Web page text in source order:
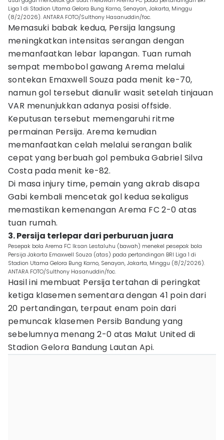
Liga 1 di Stadion Utama Gelora Bung Karno, Senayan, Jakarta, Minggu
(8/2/2026). ANTARA FOTO/Sulthony Hasanuddin/foc.
Memasuki babak kedua, Persija langsung
meningkatkan intensitas serangan dengan
memanfaatkan lebar lapangan. Tuan rumah
sempat membobol gawang Arema melalui
sontekan Emaxwell Souza pada menit ke-70,
namun gol tersebut dianulir wasit setelah tinjauan
VAR menunjukkan adanya posisi offside.
Keputusan tersebut memengaruhi ritme
permainan Persija. Arema kemudian
memanfaatkan celah melalui serangan balik
cepat yang berbuah gol pembuka Gabriel Silva
Costa pada menit ke-82.
Di masa injury time, pemain yang akrab disapa
Gabi kembali mencetak gol kedua sekaligus
memastikan kemenangan Arema FC 2-0 atas
tuan rumah.
3. Persija terlepar dari perburuan juara
Pesepak bola Arema FC Iksan Lestaluhu (bawah) menekel pesepak bola
Persija Jakarta Emaxwell Souza (atas) pada pertandingan BRI Liga 1 di
Stadion Utama Gelora Bung Karno, Senayan, Jakarta, Minggu (8/2/2026).
ANTARA FOTO/Sulthony Hasanuddin/foc.
Hasil ini membuat Persija tertahan di peringkat
ketiga klasemen sementara dengan 41 poin dari
20 pertandingan, terpaut enam poin dari
pemuncak klasemen Persib Bandung yang
sebelumnya menang 2-0 atas Malut United di
Stadion Gelora Bandung Lautan Api.